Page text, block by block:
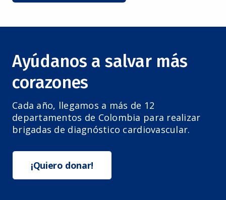
Ayúdanos a salvar más
corazones
Cada año, llegamos a más de 12
departamentos de Colombia para realizar
brigadas de diagnóstico cardiovascular.
¡Quiero donar!